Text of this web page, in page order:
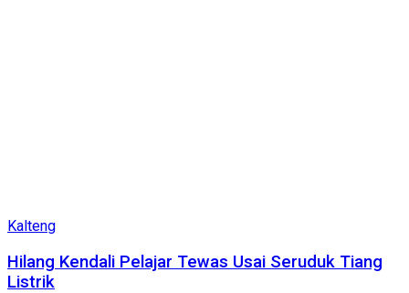
Kalteng
Hilang Kendali Pelajar Tewas Usai Seruduk Tiang
Listrik